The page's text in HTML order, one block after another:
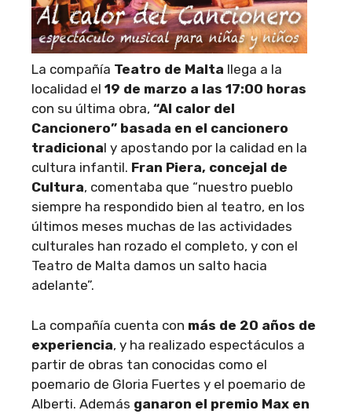
La compañía Teatro de Malta llega a la
localidad el 19 de marzo a las 17:00 horas
con su última obra, “Al calor del
Cancionero” basada en el cancionero
tradicional y apostando por la calidad en la
cultura infantil. Fran Piera, concejal de
Cultura, comentaba que “nuestro pueblo
siempre ha respondido bien al teatro, en los
últimos meses muchas de las actividades
culturales han rozado el completo, y con el
Teatro de Malta damos un salto hacia
adelante”.
La compañía cuenta con más de 20 años de
experiencia, y ha realizado espectáculos a
partir de obras tan conocidas como el
poemario de Gloria Fuertes y el poemario de
Alberti. Además ganaron el premio Max en